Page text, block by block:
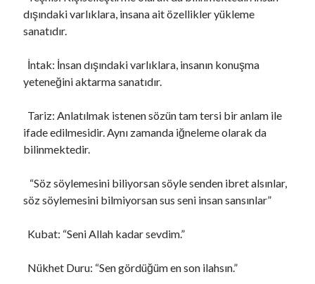
dışındaki varlıklara, insana ait özellikler yükleme
sanatıdır.
İntak: İnsan dışındaki varlıklara, insanın konuşma
yeteneğini aktarma sanatıdır.
Tariz: Anlatılmak istenen sözün tam tersi bir anlam ile
ifade edilmesidir. Aynı zamanda iğneleme olarak da
bilinmektedir.
“Söz söylemesini biliyorsan söyle senden ibret alsınlar,
söz söylemesini bilmiyorsan sus seni insan sansınlar”
Kubat: “Seni Allah kadar sevdim.”
Nükhet Duru: “Sen gördüğüm en son ilahsın.”